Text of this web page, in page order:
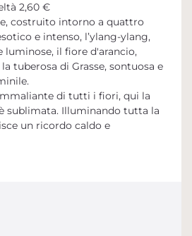
2,60 €
costruito intorno a quattro
e intenso, l’ylang-ylang,
il fiore d'arancio,
tuberosa di Grasse, sontuosa e
di tutti i fiori, qui la
sublimata. Illuminando tutta la
un ricordo caldo e